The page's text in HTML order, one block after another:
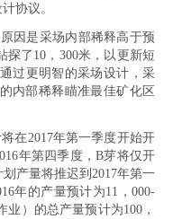
协议。
因是采场内部稀释高于预
探了10，300米，以更新短
过更明智的采场设计，采
内部稀释瞄准最佳矿化区
在2017年第一季度开始开
年第四季度，B芽将仅开
产量将推迟到2017年第一
年的产量预计为11，000-
业）的总产量预计为100，